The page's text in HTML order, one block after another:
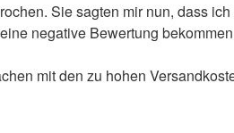
Sie sagten mir nun, dass
negative Bewertung
mit den zu hohen